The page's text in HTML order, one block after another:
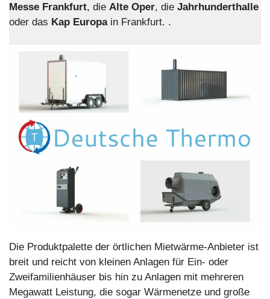
Messe Frankfurt, die Alte Oper, die Jahrhunderthalle
oder das Kap Europain Frankfurt. .
Die Produktpalette der örtlichen Mietwärme-Anbieter ist
breit und reicht von kleinen Anlagen für Ein- oder
Zweifamilienhäuser bis hin zu Anlagen mit mehreren
Megawatt Leistung, die sogar Wärmenetze und große